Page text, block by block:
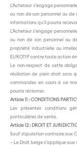
L’Acheteur s’engage
ou non de son personnel ou
informations qu’il pourra
L’Acheteur s’engage
ou non de son personnel ou
propriété industrielle ou
EUROTIP contre toute action
Le non-respect de cette
résiliation de plein droit sans
commandes en cours à ce
pourra réclamer.
Article 11 : CONDITIONS
Les présentes conditions
particulières de vente.
Article 12 : DROIT ET
Sauf stipulation contraire aux
– Le Droit belge s’applique aux